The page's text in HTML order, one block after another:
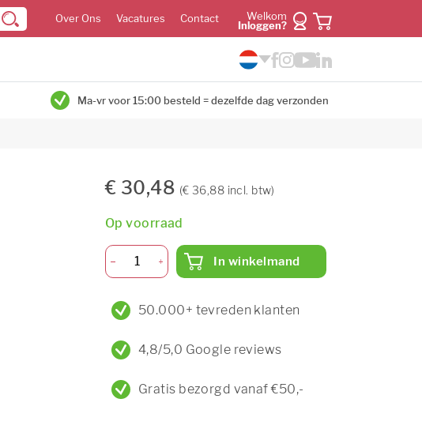
Over Ons Vacatures Contact
Welkom
Inloggen?
Ma-vr voor 15:00 besteld = dezelfde dag verzonden
€ 30,48 (€ 36,88 incl. btw)
Op voorraad
In winkelmand
50.000+ tevreden klanten
4,8/5,0 Google reviews
Gratis bezorgd vanaf €50,-